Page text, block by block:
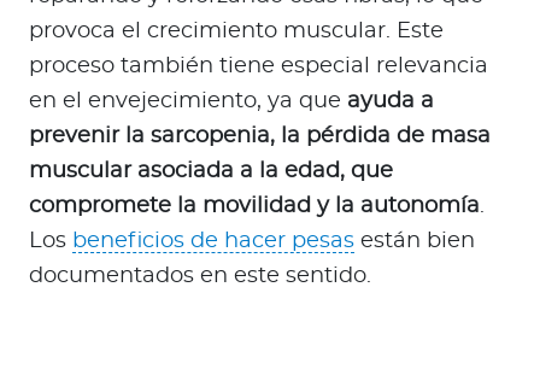
provoca el crecimiento muscular. Este
proceso también tiene especial relevancia
en el envejecimiento, ya que ayuda a
prevenir la sarcopenia, la pérdida de masa
muscular asociada a la edad, que
compromete la movilidad y la autonomía.
Los beneficios de hacer pesas están bien
documentados en este sentido.